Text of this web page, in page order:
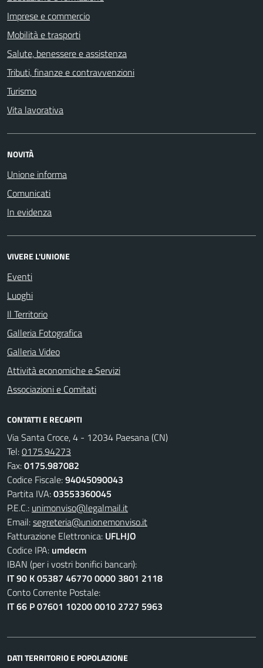
Imprese e commercio
Mobilità e trasporti
Salute, benessere e assistenza
Tributi, finanze e contravvenzioni
Turismo
Vita lavorativa
NOVITÀ
Unione informa
Comunicati
In evidenza
VIVERE L'UNIONE
Eventi
Luoghi
Il Territorio
Galleria Fotografica
Galleria Video
Attività economiche e Servizi
Associazioni e Comitati
CONTATTI E RECAPITI
Via Santa Croce, 4 - 12034 Paesana (CN)
Tel:0175.94273
Fax:0175.987082
Codice Fiscale:94045090043
Partita IVA:03553360045
P.E.C.: unimonviso@legalmail.it
Email:segreteria@unionemonviso.it
Fatturazione Elettronica: UFLHJO
Codice IPA: umdecm
IBAN (per i vostri bonifici bancari):
IT 90 K 05387 46770 0000 3801 2118
Conto Corrente Postale:
IT 66 P 07601 10200 0010 2727 5963
DATI TERRITORIO E POPOLAZIONE